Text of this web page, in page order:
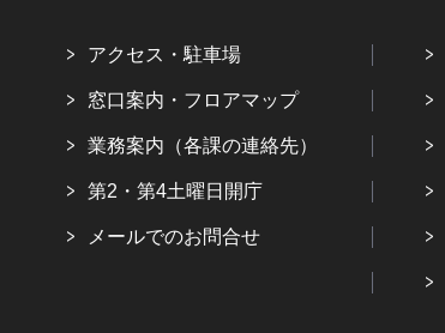
アクセス・駐車場
窓口案内・フロアマップ
業務案内（各課の連絡先）
第2・第4土曜日開庁
メールでのお問合せ